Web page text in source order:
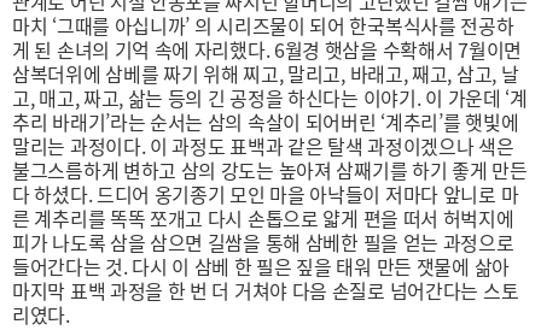
마치 ‘그때를 아십니까’ 의 시리즈물이 되어 한국복식사를 전공하
게 된 손녀의 기억 속에 자리했다. 6월경 햇삼을 수확해서 7월이면
삼복더위에 삼베를 짜기 위해 찌고, 말리고, 바래고, 째고, 삼고, 날
고, 매고, 짜고, 삶는 등의 긴 공정을 하신다는 이야기. 이 가운데 ‘계
추리 바래기’라는 순서는 삼의 속살이 되어버린 ‘계추리’를 햇빛에
말리는 과정이다. 이 과정도 표백과 같은 탈색 과정이겠으나 색은
불그스름하게 변하고 삼의 강도는 높아져 삼째기를 하기 좋게 만든
다 하셨다. 드디어 옹기종기 모인 마을 아낙들이 저마다 앞니로 마
른 계추리를 똑똑 쪼개고 다시 손톱으로 얇게 편을 떠서 허벅지에
피가 나도록 삼을 삼으면 길쌈을 통해 삼베한 필을 얻는 과정으로
들어간다는 것. 다시 이 삼베 한 필은 짚을 태워 만든 잿물에 삶아
마지막 표백 과정을 한 번 더 거쳐야 다음 손질로 넘어간다는 스토
리였다.